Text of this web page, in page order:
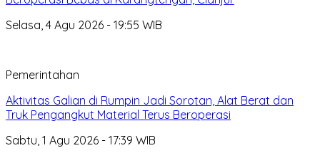
Selasa, 4 Agu 2026 - 19:55 WIB
Pemerintahan
Aktivitas Galian di Rumpin Jadi Sorotan, Alat Berat dan
Truk Pengangkut Material Terus Beroperasi
Sabtu, 1 Agu 2026 - 17:39 WIB